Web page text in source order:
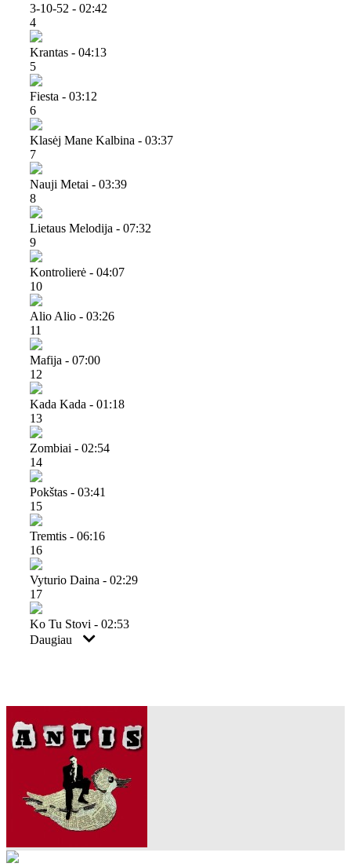
3-10-52 - 02:42
4
Krantas - 04:13
5
Fiesta - 03:12
6
Klasėj Mane Kalbina - 03:37
7
Nauji Metai - 03:39
8
Lietaus Melodija - 07:32
9
Kontrolierė - 04:07
10
Alio Alio - 03:26
11
Mafija - 07:00
12
Kada Kada - 01:18
13
Zombiai - 02:54
14
Pokštas - 03:41
15
Tremtis - 06:16
16
Vyturio Daina - 02:29
17
Ko Tu Stovi - 02:53
Daugiau